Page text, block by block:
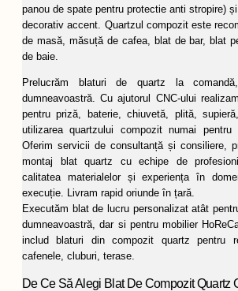
panou de spate pentru protectie anti stropire)
decorativ accent. Quartzul compozit este
de masă, măsuță de cafea, blat de bar, blat
de baie.
Prelucrăm blaturi de quartz la
dumneavoastră. Cu ajutorul CNC-ului
pentru priză, baterie, chiuvetă, plită,
utilizarea quartzului compozit numai pentru
Oferim servicii de consultanță și consiliere,
montaj blat quartz cu echipe de
calitatea materialelor și experiența în
execuție. Livram rapid oriunde în țară.
Executăm blat de lucru personalizat atât
dumneavoastră, dar si pentru mobilier
includ blaturi din compozit quartz pentru
cafenele, cluburi, terase.
De Ce Să Alegi Blat De Compozit Quartz